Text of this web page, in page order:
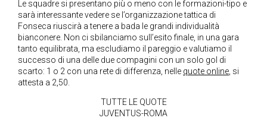
Le squadre si presentano più o meno con le formazioni-tipo e
sarà interessante vedere se l’organizzazione tattica di
Fonseca riuscirà a tenere a bada le grandi individualità
bianconere. Non ci sbilanciamo sull’esito finale, in una gara
tanto equilibrata, ma escludiamo il pareggio e valutiamo il
successo di una delle due compagini con un solo gol di
scarto: 1 o 2 con una rete di differenza, nelle quote online, si
attesta a 2,50.
TUTTE LE QUOTE
JUVENTUS-ROMA